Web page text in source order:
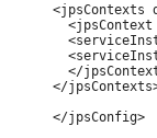
</
</